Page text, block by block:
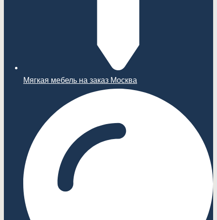
Мягкая мебель на заказ Москва